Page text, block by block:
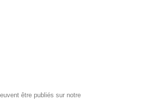
être publiés sur notre